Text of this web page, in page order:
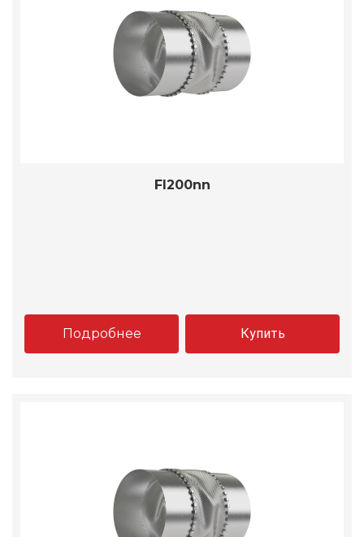
FI200nn
Подробнее Купить